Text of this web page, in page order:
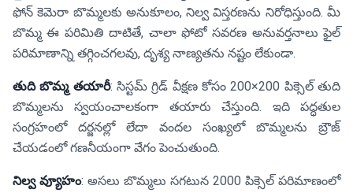
ఫోన్ కెమెరా బొమ్మలకు అనుకూలం, నిల్వ విస్తరణను నిరోధిస్తుంది. మీ
బొమ్మ ఈ పరిమితి దాటితే, చాలా ఫోటో సవరణ అనువర్తనాలు ఫైల్
పరిమాణాన్ని తగ్గించగలవు, దృశ్య నాణ్యతను నష్టం లేకుండా.
తుది బొమ్మ తయారీ: సిస్టమ్ గ్రిడ్ వీక్షణ కోసం 200×200 పిక్సెల్ తుది
బొమ్మలను స్వయంచాలకంగా తయారు చేస్తుంది. ఇది పద్ధతుల
సంగ్రహంలో దర్జనల్లో లేదా వందల సంఖ్యలో బొమ్మలను బ్రౌజ్
చేయడంలో గణనీయంగా వేగం పెంచుతుంది.
నిల్వ వ్యూహం: అసలు బొమ్మలు సగటున 2000 పిక్సెల్ పరిమాణంలో